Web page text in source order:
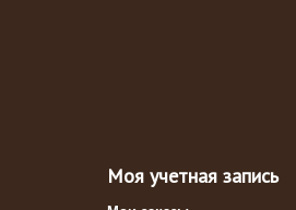
Моя учетная запись